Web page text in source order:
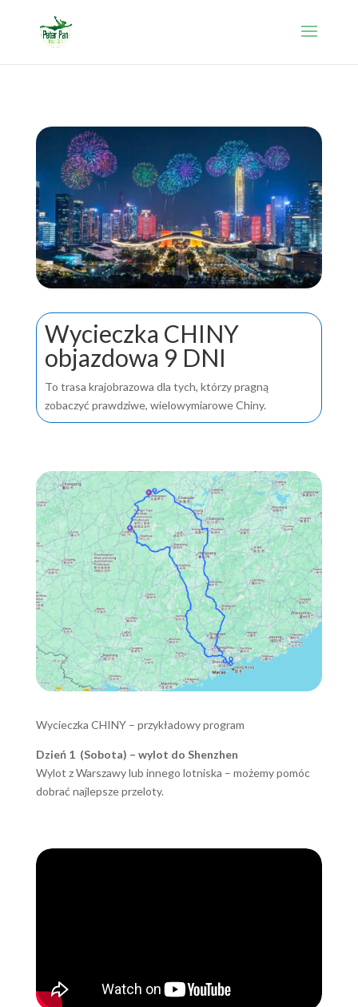
Wycieczka CHINY
objazdowa 9 DNI
To trasa krajobrazowa dla tych, którzy pragną
zobaczyć prawdziwe, wielowymiarowe Chiny.
Wycieczka CHINY – przykładowy program
Dzień 1 (Sobota) – wylot do Shenzhen
Wylot z Warszawy lub innego lotniska – możemy pomóc
dobrać najlepsze przeloty.